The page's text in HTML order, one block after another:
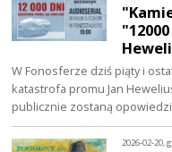
W Fonosferze dziś piąty i
katastrofa promu Jan
publicznie zostaną
2026-02-20,